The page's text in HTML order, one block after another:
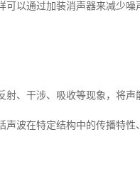
可以通过加装消声器来减少
射、干涉、吸收等现象，将
声波在特定结构中的传播特